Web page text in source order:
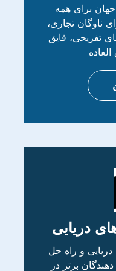
برای همه
ناوگان تجاری،
تفریحی، قایق
دریایی
دریایی و راه حل
برتر در